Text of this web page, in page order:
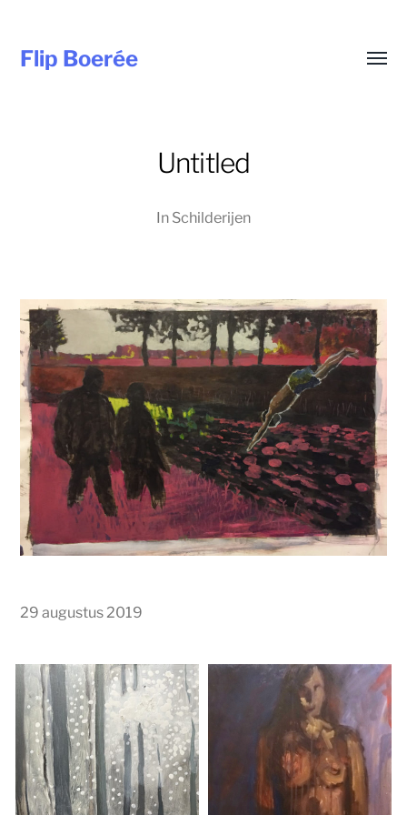
Flip Boerée
Untitled
In Schilderijen
29 augustus 2019